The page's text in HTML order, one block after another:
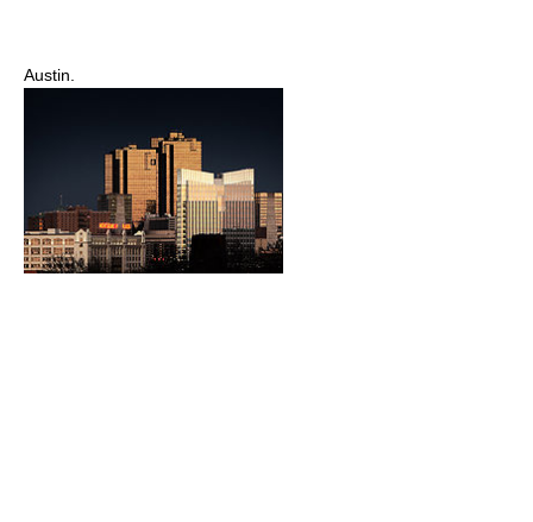
Austin.